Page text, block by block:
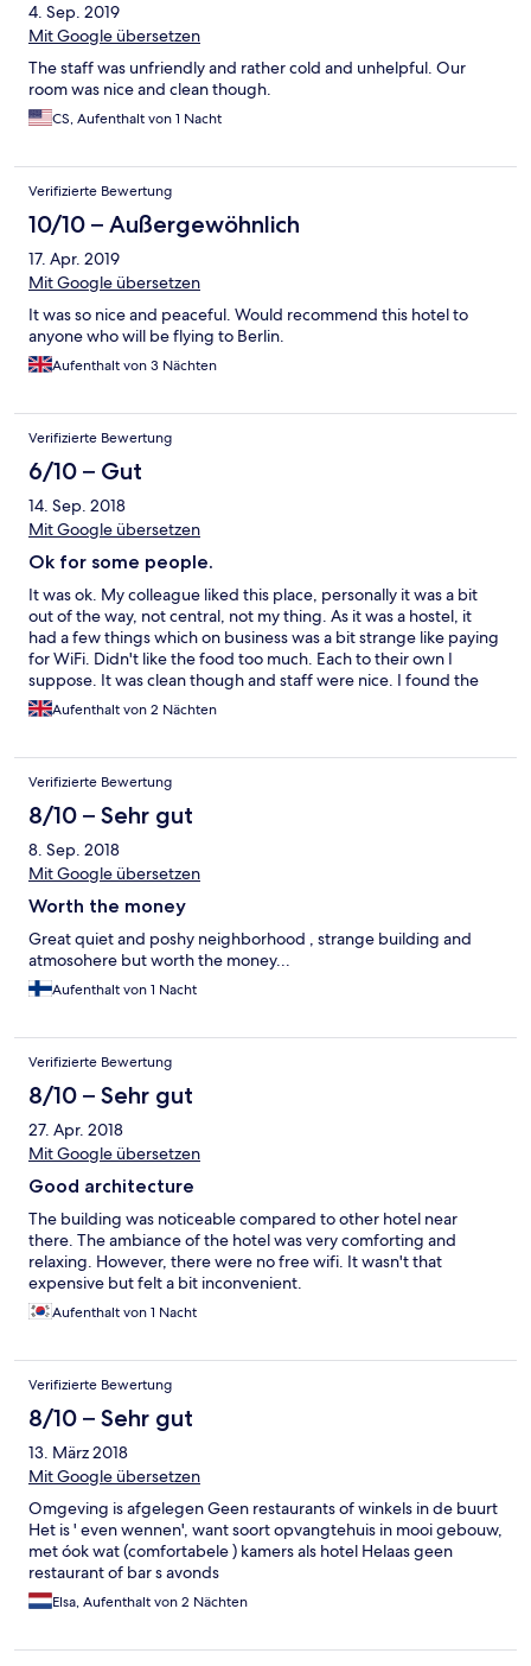
4. Sep. 2019
Mit Google übersetzen
The staff was unfriendly and rather cold and unhelpful. Our
room was nice and clean though.
CS, Aufenthalt von 1 Nacht
Verifizierte Bewertung
10/10 – Außergewöhnlich
17. Apr. 2019
Mit Google übersetzen
It was so nice and peaceful. Would recommend this hotel to
anyone who will be flying to Berlin.
Aufenthalt von 3 Nächten
Verifizierte Bewertung
6/10 – Gut
14. Sep. 2018
Mit Google übersetzen
Ok for some people.
It was ok. My colleague liked this place, personally it was a bit
out of the way, not central, not my thing. As it was a hostel, it
had a few things which on business was a bit strange like paying
for WiFi. Didn't like the food too much. Each to their own I
suppose. It was clean though and staff were nice. I found the
bed uncomfortable as the pillows were too big, but I have a bad
back. Also curtains were transparent white, pretty useless. Glad
colleague would like it, I just felt it a bit uncomfortable and
would have preferred a different place.
Aufenthalt von 2 Nächten
Verifizierte Bewertung
8/10 – Sehr gut
8. Sep. 2018
Mit Google übersetzen
Worth the money
Great quiet and poshy neighborhood , strange building and
atmosohere but worth the money...
Aufenthalt von 1 Nacht
Verifizierte Bewertung
8/10 – Sehr gut
27. Apr. 2018
Mit Google übersetzen
Good architecture
The building was noticeable compared to other hotel near
there. The ambiance of the hotel was very comforting and
relaxing. However, there were no free wifi. It wasn't that
expensive but felt a bit inconvenient.
Aufenthalt von 1 Nacht
Verifizierte Bewertung
8/10 – Sehr gut
13. März 2018
Mit Google übersetzen
Omgeving is afgelegen Geen restaurants of winkels in de buurt
Het is ' even wennen', want soort opvangtehuis in mooi gebouw,
met óok wat (comfortabele ) kamers als hotel Helaas geen
restaurant of bar s avonds
Elsa, Aufenthalt von 2 Nächten